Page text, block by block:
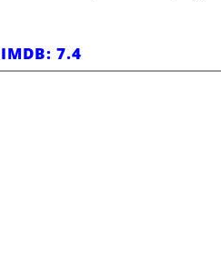
IMDB: 7.4